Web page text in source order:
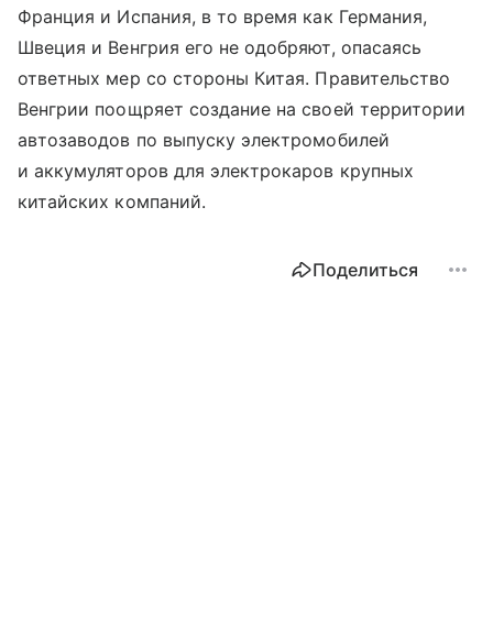
Франция и Испания, в то время как Германия,
Швеция и Венгрия его не одобряют, опасаясь
ответных мер со стороны Китая. Правительство
Венгрии поощряет создание на своей территории
автозаводов по выпуску электромобилей
и аккумуляторов для электрокаров крупных
китайских компаний.
Поделиться